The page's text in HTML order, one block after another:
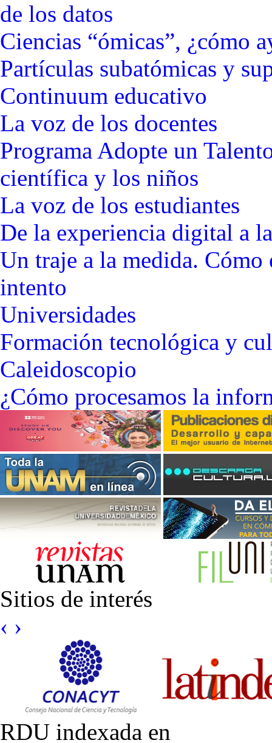
de los datos
Ciencias “ómicas”, ¿cómo
Partículas subatómicas y
Continuum educativo
La voz de los docentes
Programa Adopte un
científica y los niños
La voz de los estudiantes
De la experiencia digital a
Un traje a la medida.
intento
Universidades
Formación tecnológica y
Caleidoscopio
¿Cómo procesamos la
Sitios de interés
‹ ›
RDU indexada en